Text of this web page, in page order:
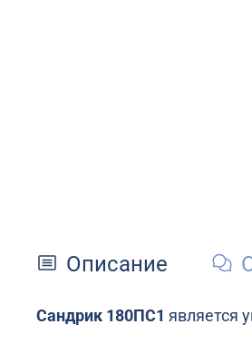
Описание
Сандрик 180ПС1 является